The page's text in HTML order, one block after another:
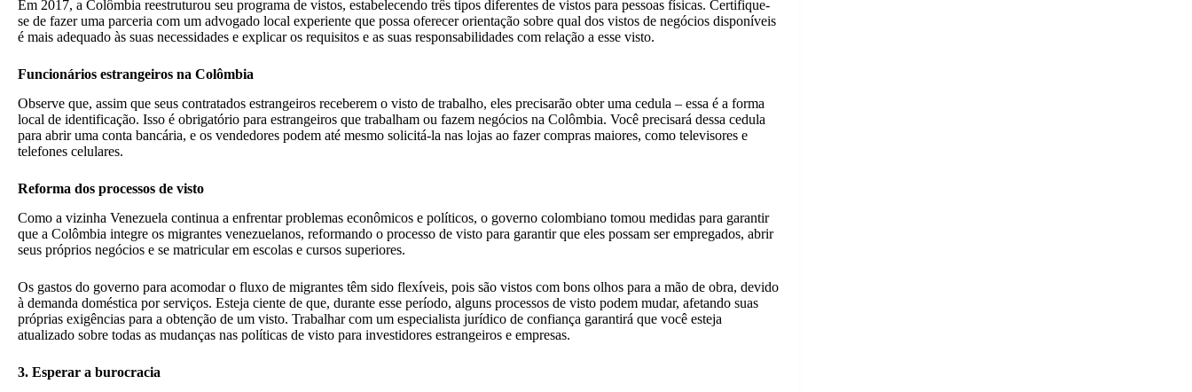
Em 2017, a Colômbia reestruturou seu programa de vistos, estabelecendo três tipos diferentes de vistos para pessoas físicas. Certifique-
se de fazer uma parceria com um advogado local experiente que possa oferecer orientação sobre qual dos vistos de negócios disponíveis
é mais adequado às suas necessidades e explicar os requisitos e as suas responsabilidades com relação a esse visto.
Funcionários estrangeiros na Colômbia
Observe que, assim que seus contratados estrangeiros receberem o visto de trabalho, eles precisarão obter uma cedula – essa é a forma
local de identificação. Isso é obrigatório para estrangeiros que trabalham ou fazem negócios na Colômbia. Você precisará dessa cedula
para abrir uma conta bancária, e os vendedores podem até mesmo solicitá-la nas lojas ao fazer compras maiores, como televisores e
telefones celulares.
Reforma dos processos de visto
Como a vizinha Venezuela continua a enfrentar problemas econômicos e políticos, o governo colombiano tomou medidas para garantir
que a Colômbia integre os migrantes venezuelanos, reformando o processo de visto para garantir que eles possam ser empregados, abrir
seus próprios negócios e se matricular em escolas e cursos superiores.
Os gastos do governo para acomodar o fluxo de migrantes têm sido flexíveis, pois são vistos com bons olhos para a mão de obra, devido
à demanda doméstica por serviços. Esteja ciente de que, durante esse período, alguns processos de visto podem mudar, afetando suas
próprias exigências para a obtenção de um visto. Trabalhar com um especialista jurídico de confiança garantirá que você esteja
atualizado sobre todas as mudanças nas políticas de visto para investidores estrangeiros e empresas.
3. Esperar a burocracia